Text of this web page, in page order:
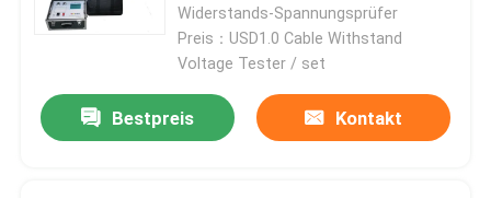
Widerstands-Spannungsprüfer
Preis：USD1.0 Cable Withstand
Voltage Tester / set
Bestpreis Kontakt